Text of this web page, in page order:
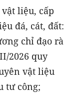
liệu, cấp
đá, cát, đất:
chỉ đạo rà
2026 quy
vật liệu
tư công;